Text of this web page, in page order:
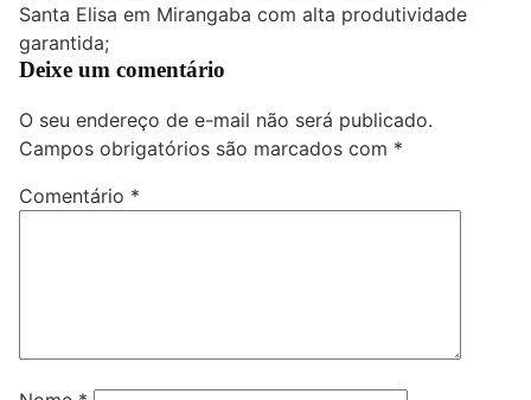
Santa Elisa em Mirangaba com alta produtividade
garantida;
Deixe um comentário
O seu endereço de e-mail não será publicado.
Campos obrigatórios são marcados com *
Comentário *